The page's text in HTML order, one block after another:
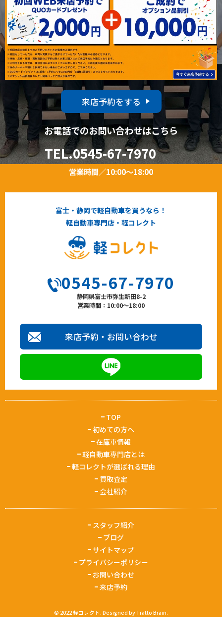
来店予約をする
お電話でのお問い合わせはこちら
TEL.0545-67-7970
営業時間／10:00～18:00
富士・静岡で軽自動車を買うなら！
軽自動車専門店・軽コレクト
0545-67-7970
静岡県富士市弥生新田8-2
営業時間：10:00～18:00
来店予約・お問い合わせ
TOP
初めての方へ
在庫車情報
軽自動車専門店とは
軽コレクトが選ばれる理由
買取査定
会社紹介
スタッフ紹介
ブログ
サイトマップ
プライバシーポリシー
お問い合わせ
来店予約
© 2022 軽コレクト. Designed by Tratto Brain.